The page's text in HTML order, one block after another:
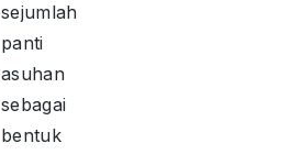
sejumlah
panti
asuhan
sebagai
bentuk